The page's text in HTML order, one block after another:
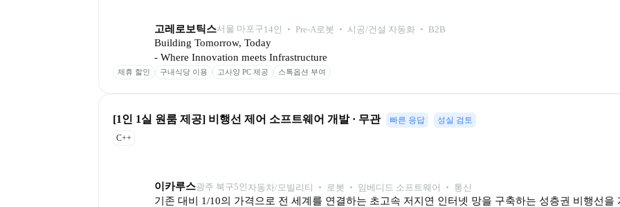
고레로보틱스서울 마포구14인 ‧ Pre-A로봇 ‧ 시공/건설 자동화 ‧ B2B
Building Tomorrow, Today
- Where Innovation meets Infrastructure
제휴 할인 구내식당 이용 고사양 PC 제공 스톡옵션 부여
[1인 1실 원룸 제공] 비행선 제어 소프트웨어 개발 · 무관 빠른 응답
성실 검토
C++
이카루스광주 북구5인 자동차/모빌리티 ‧ 로봇 ‧ 임베디드 소프트웨어 ‧ 통신
기존 대비 1/10의 가격으로 전 세계를 연결하는 초고속 저지연 인터넷 망을 구축하는 성층권 비행선을